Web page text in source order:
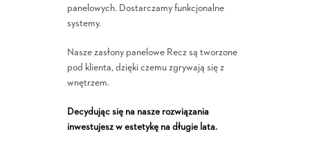
panelowych. Dostarczamy funkcjonalne
systemy.
Nasze zasłony panelowe Recz są tworzone
pod klienta, dzięki czemu zgrywają się z
wnętrzem.
Decydując się na nasze rozwiązania
inwestujesz w estetykę na długie lata.